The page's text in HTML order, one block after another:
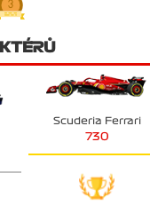
Scuderia Ferrari
730